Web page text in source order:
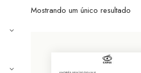
Mostrando um único resultado